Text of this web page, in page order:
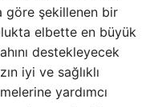
göre şekillenen bir
elbette en büyük
destekleyecek
iyi ve sağlıklı
yardımcı